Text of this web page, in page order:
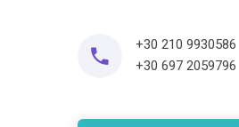
+30 210 9930586
+30 697 2059796